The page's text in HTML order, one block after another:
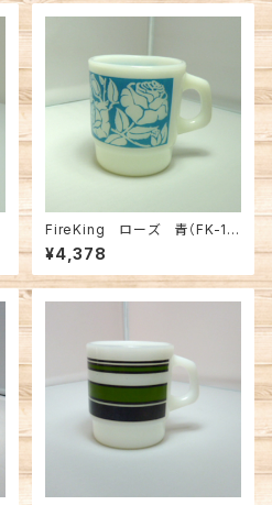
FireKing ローズ 青（FK-12
842）
¥4,378